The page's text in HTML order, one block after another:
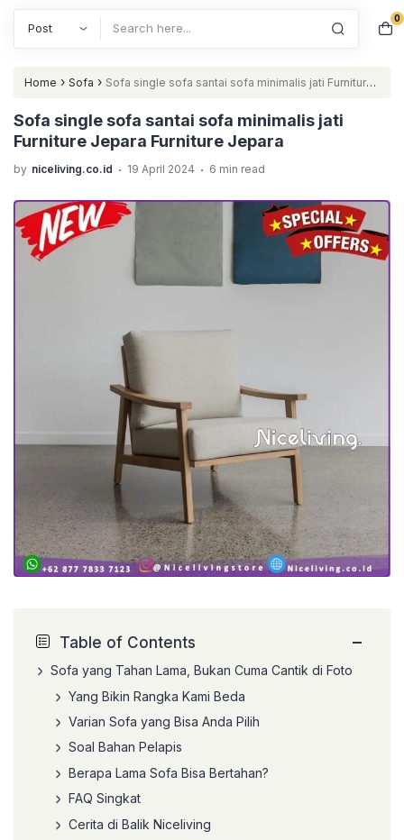
0
Home › Sofa › Sofa single sofa santai sofa minimalis jati Furniture
Jepara Furniture Jepara
Sofa single sofa santai sofa minimalis jati
Furniture Jepara Furniture Jepara
by niceliving.co.id . 19 April 2024 . 6 min read
Table of Contents −
Sofa yang Tahan Lama, Bukan Cuma Cantik di Foto
Yang Bikin Rangka Kami Beda
Varian Sofa yang Bisa Anda Pilih
Soal Bahan Pelapis
Berapa Lama Sofa Bisa Bertahan?
FAQ Singkat
Cerita di Balik Niceliving